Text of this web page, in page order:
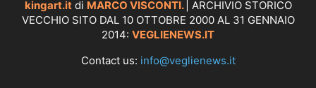
kingart.itdi MARCO VISCONTI. | ARCHIVIO STORICO
VECCHIO SITO DAL 10 OTTOBRE 2000 AL 31 GENNAIO
2014: VEGLIENEWS.IT
Contact us: info@veglienews.it